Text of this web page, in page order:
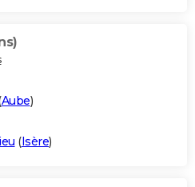
Aube)
(Isère)